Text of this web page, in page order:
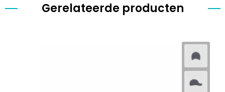
Gerelateerde producten